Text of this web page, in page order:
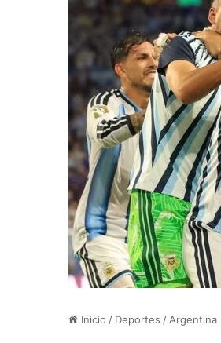
Inicio / Deportes / Argentina